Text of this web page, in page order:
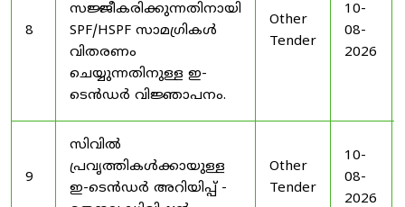
8
സജ്ജീകരിക്കുന്നതിനായി
SPF/HSPF സാമഗ്രികൾ
വിതരണം
ചെയ്യുന്നതിനുള്ള ഇ-
ടെൻഡർ വിജ്ഞാപനം.
Other
Tender
10-
08-
2026
9
സിവിൽ
പ്രവൃത്തികൾക്കായുള്ള
ഇ-ടെൻഡർ അറിയിപ്പ് -
Other
Tender
10-
08-
2026